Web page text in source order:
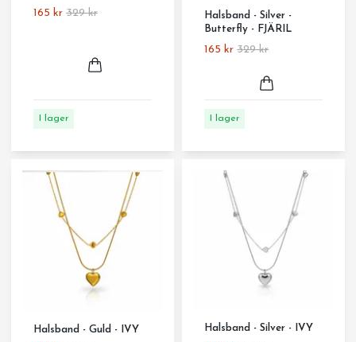
165 kr 329 kr
I lager
Halsband - Silver -
Butterfly - FJÄRIL
165 kr 329 kr
I lager
Halsband - Guld - IVY Halsband - Silver - IVY